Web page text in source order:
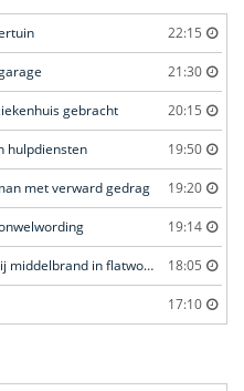
22:15
21:30
gebracht 20:15
hulpdiensten 19:50
met verward gedrag 19:20
19:14
Bewoners uit voorzorg naar buiten bij middelbrand in flatwoning 18:05
17:10